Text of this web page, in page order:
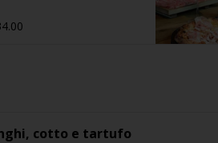
cotto e tartufo